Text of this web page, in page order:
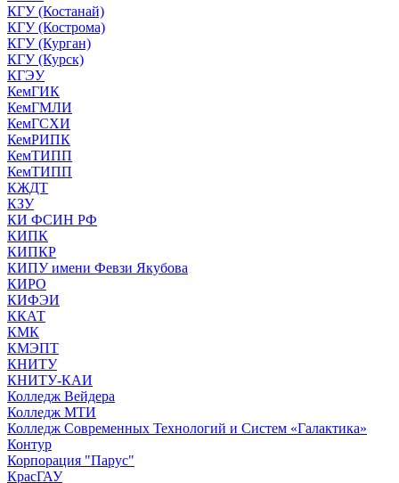
КГУ (Костанай)
КГУ (Кострома)
КГУ (Курган)
КГУ (Курск)
КГЭУ
КемГИК
КемГМЛИ
КемГСХИ
КемРИПК
КемТИПП
КемТИПП
КЖДТ
КЗУ
КИ ФСИН РФ
КИПК
КИПКР
КИПУ имени Февзи Якубова
КИРО
КИФЭИ
ККАТ
КМК
КМЭПТ
КНИТУ
КНИТУ-КАИ
Колледж Вейдера
Колледж МТИ
Колледж Современных Технологий и Систем «Галактика»
Контур
Корпорация "Парус"
КрасГАУ